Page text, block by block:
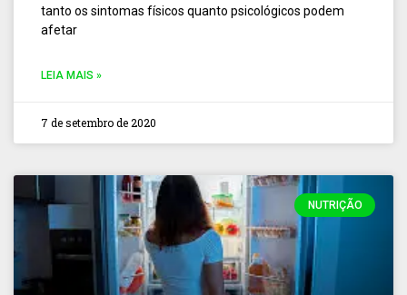
tanto os sintomas físicos quanto psicológicos podem
afetar
LEIA MAIS »
7 de setembro de 2020
NUTRIÇÃO